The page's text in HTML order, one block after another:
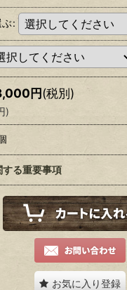
:
円(税別)
)
る重要事項
お気に入り登録